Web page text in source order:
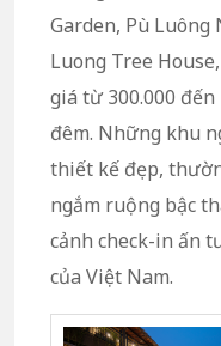
Garden, Pù Luông
Luong Tree
giá từ 300.000
đêm. Những khu
thiết kế đẹp,
ngắm ruộng bậc
cảnh check-in ấn
của Việt Nam.